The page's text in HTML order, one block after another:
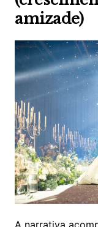
amizade)